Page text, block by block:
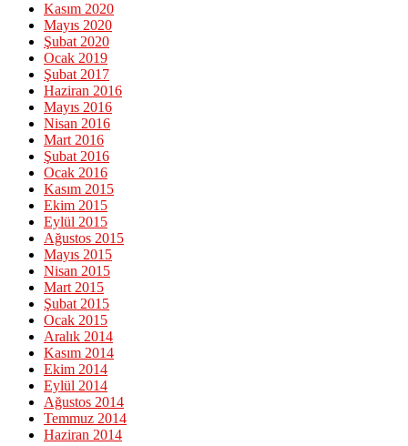
Kasım 2020
Mayıs 2020
Şubat 2020
Ocak 2019
Şubat 2017
Haziran 2016
Mayıs 2016
Nisan 2016
Mart 2016
Şubat 2016
Ocak 2016
Kasım 2015
Ekim 2015
Eylül 2015
Ağustos 2015
Mayıs 2015
Nisan 2015
Mart 2015
Şubat 2015
Ocak 2015
Aralık 2014
Kasım 2014
Ekim 2014
Eylül 2014
Ağustos 2014
Temmuz 2014
Haziran 2014